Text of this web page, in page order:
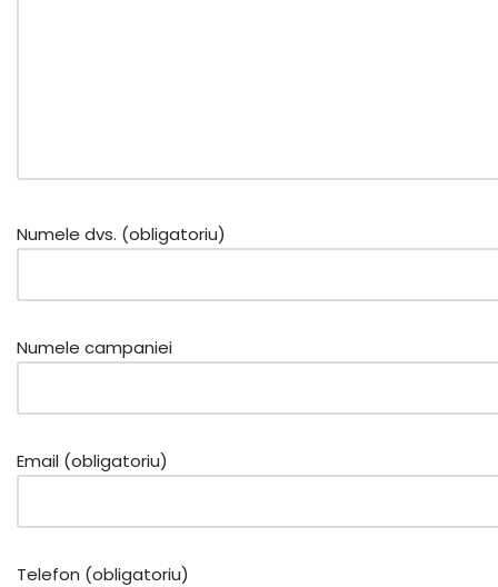
Numele dvs. (obligatoriu)
Numele campaniei
Email (obligatoriu)
Telefon (obligatoriu)